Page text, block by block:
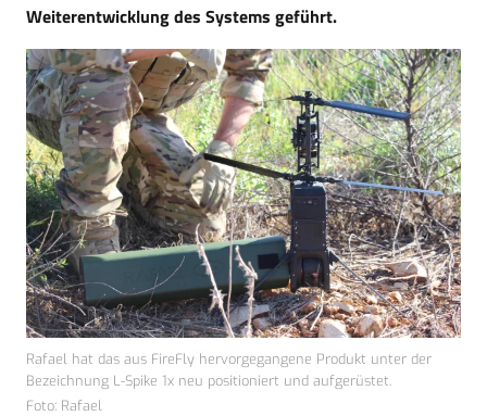
Weiterentwicklung des Systems geführt.
Rafael hat das aus FireFly hervorgegangene Produkt unter der
Bezeichnung L-Spike 1x neu positioniert und aufgerüstet.
Foto: Rafael